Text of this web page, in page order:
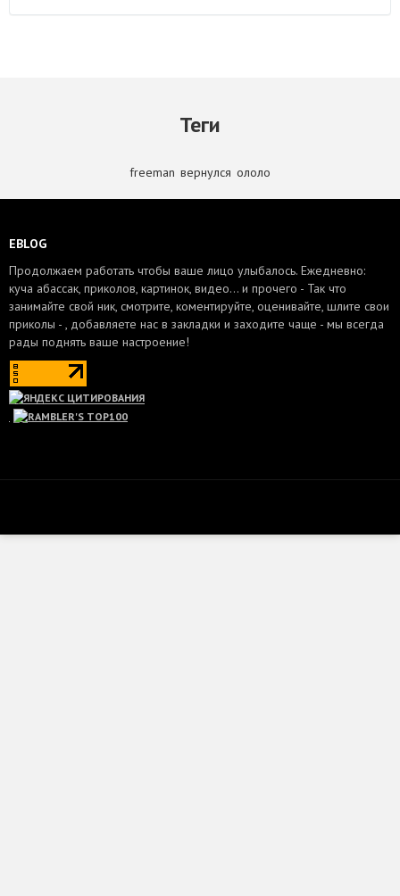
Теги
freeman вернулся ололо
EBLOG
Продолжаем работать чтобы ваше лицо улыбалось. Ежедневно:
куча абассак, приколов, картинок, видео... и прочего - Так что
занимайте свой ник, смотрите, коментируйте, оценивайте, шлите свои
приколы - , добавляете нас в закладки и заходите чаще - мы всегда
рады поднять ваше настроение!